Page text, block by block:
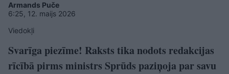
Armands Puče
6:25, 12. maijs 2026
Viedokļi
Svarīga piezīme! Raksts tika nodots redakcijas
rīcībā pirms ministrs Sprūds paziņoja par savu